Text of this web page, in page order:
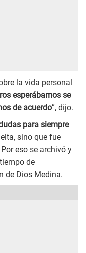
la vida personal
esperábamos se
de acuerdo”, dijo.
para siempre
sino que fue
eso se archivó y
de
de Dios Medina.